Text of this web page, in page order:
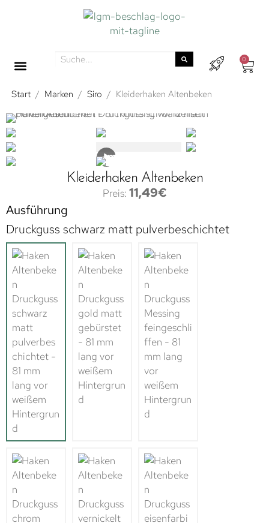
0
Start / Marken / Siro / Kleiderhaken Altenbeken
Kleiderhaken Altenbeken
11,49€
Ausführung
Druckguss schwarz matt pulverbeschichtet